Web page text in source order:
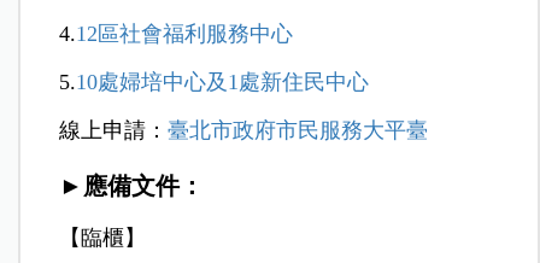
4.12區社會福利服務中心
5.10處婦培中心及1處新住民中心
線上申請：臺北市政府市民服務大平臺
►應備文件：
【臨櫃】